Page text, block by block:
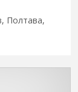
Полтава,